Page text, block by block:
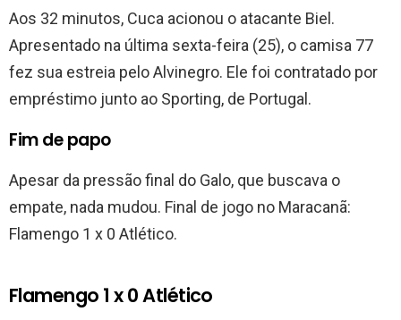
Aos 32 minutos, Cuca acionou o atacante Biel.
Apresentado na última sexta-feira (25), o camisa 77
fez sua estreia pelo Alvinegro. Ele foi contratado por
empréstimo junto ao Sporting, de Portugal.
Fim de papo
Apesar da pressão final do Galo, que buscava o
empate, nada mudou. Final de jogo no Maracanã:
Flamengo 1 x 0 Atlético.
Flamengo 1 x 0 Atlético